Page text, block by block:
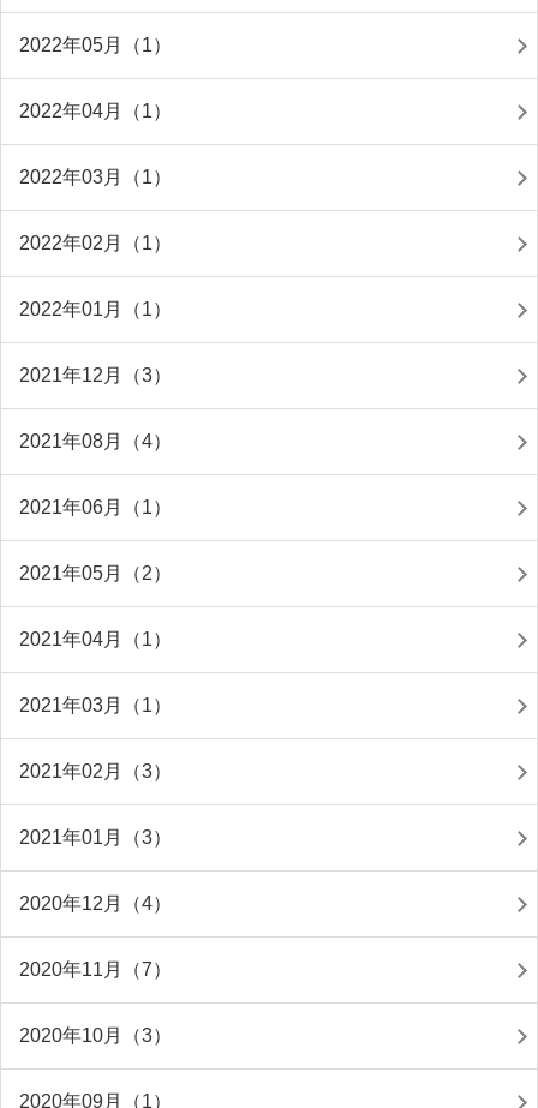
2022年05月（1）
2022年04月（1）
2022年03月（1）
2022年02月（1）
2022年01月（1）
2021年12月（3）
2021年08月（4）
2021年06月（1）
2021年05月（2）
2021年04月（1）
2021年03月（1）
2021年02月（3）
2021年01月（3）
2020年12月（4）
2020年11月（7）
2020年10月（3）
2020年09月（1）